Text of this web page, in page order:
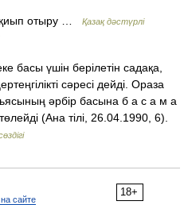
отыру …
Қазақ дәстүрлі
үшін берілетін садақа,
сәресі дейді. Ораза
әрбір басына б а с а м а
(Ана тілі, 26.04.1990, 6).
18+
сайте